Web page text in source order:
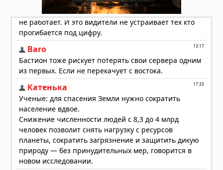
Подводный супервулкан Кикай
заполняется свежей магмой: новое
исследование раскрывает механизм
перезарядки гигантских кальдер
Необычный торнадо ударил по
одному пригороду Чикаго дважды
Лесные пожары объявлены
«угрозой национальной
безопасности» в Европе, пламя
распространилось на Грецию и
Великобританию
30.07.2026 в 13:57
Бразилию накрыли мощные